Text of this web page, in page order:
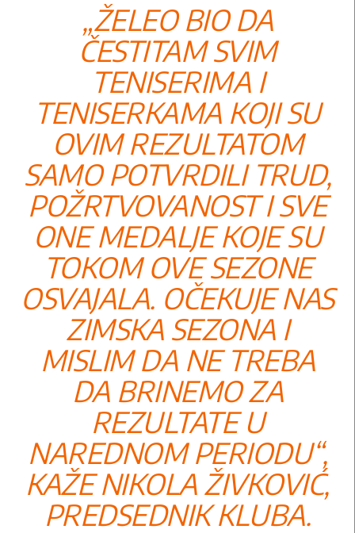
„ŽELEO BIO DA
ČESTITAM SVIM
TENISERIMA I
TENISERKAMA KOJI SU
OVIM REZULTATOM
SAMO POTVRDILI TRUD,
POŽRTVOVANOST I SVE
ONE MEDALJE KOJE SU
TOKOM OVE SEZONE
OSVAJALA. OČEKUJE NAS
ZIMSKA SEZONA I
MISLIM DA NE TREBA
DA BRINEMO ZA
REZULTATE U
NAREDNOM PERIODU“,
KAŽE NIKOLA ŽIVKOVIĆ,
PREDSEDNIK KLUBA.